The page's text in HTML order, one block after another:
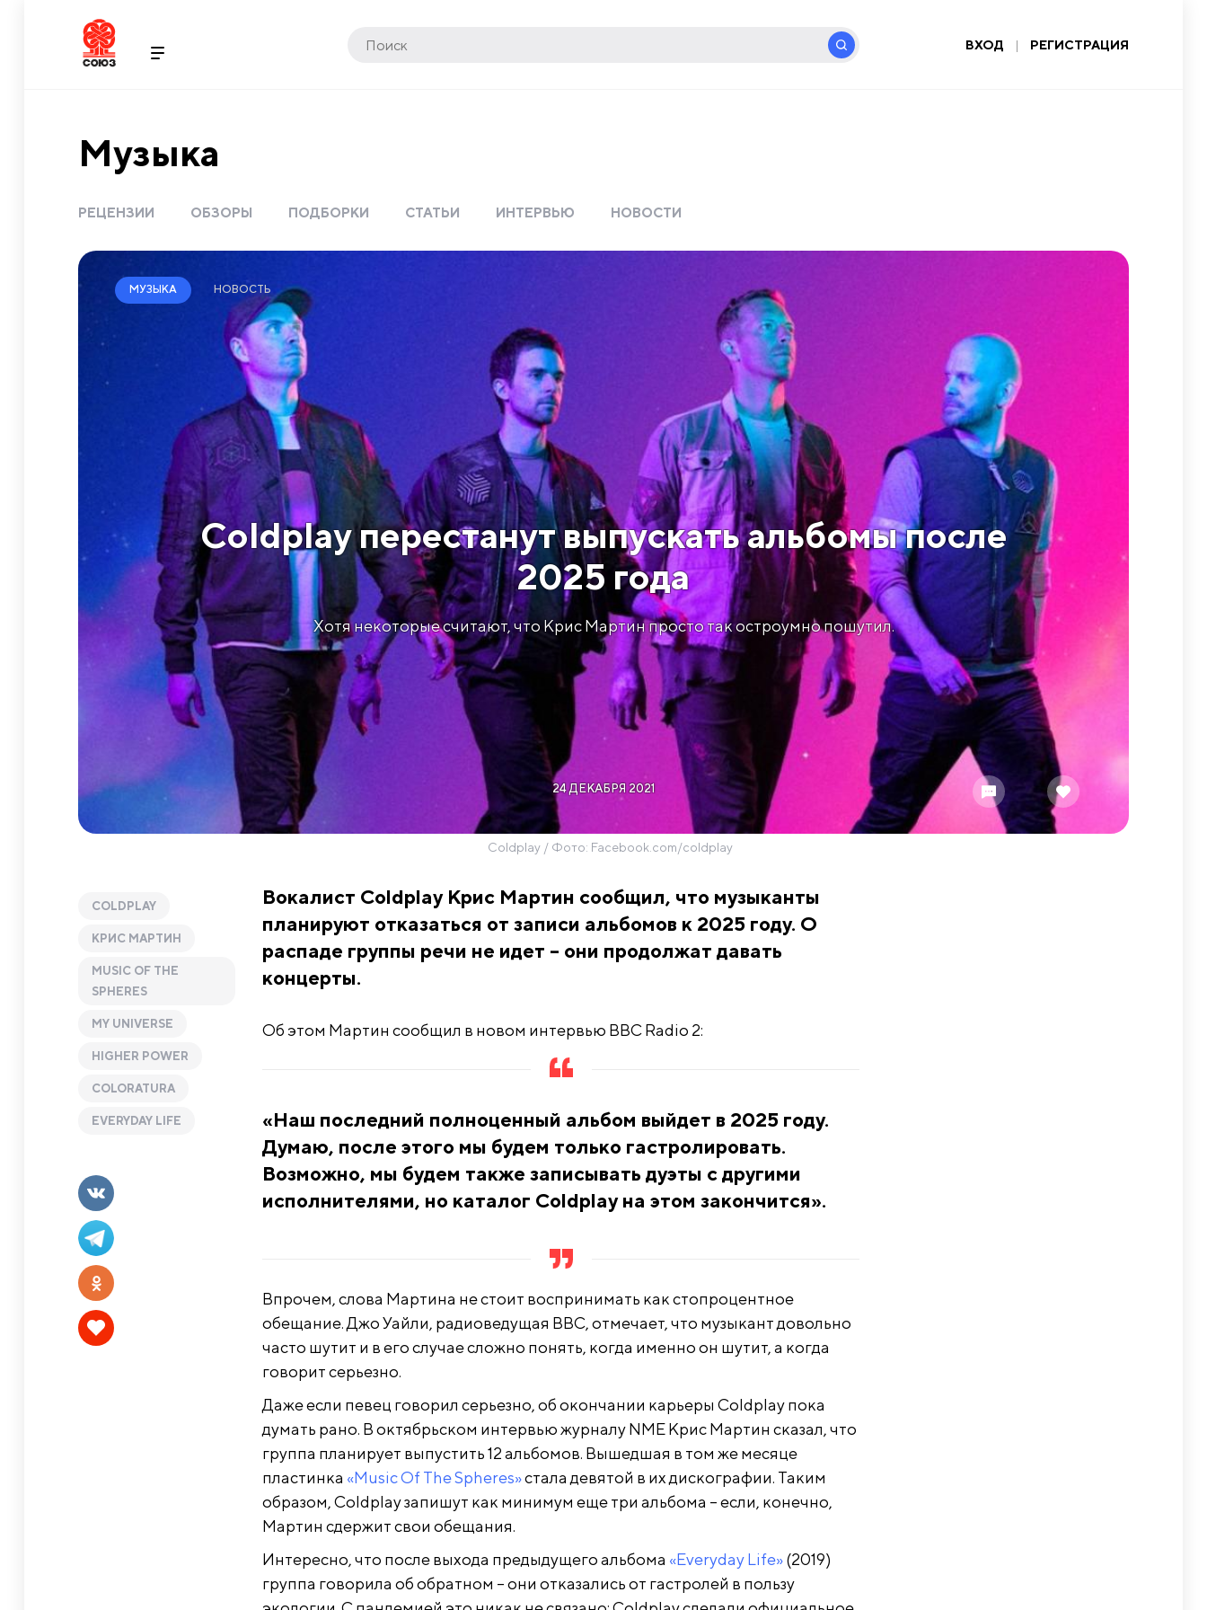
ВХОД | РЕГИСТРАЦИЯ
Музыка
РЕЦЕНЗИИ ОБЗОРЫ ПОДБОРКИ СТАТЬИ ИНТЕРВЬЮ НОВОСТИ
Coldplay перестанут выпускать альбомы после
2025 года
Хотя некоторые считают, что Крис Мартин просто так остроумно пошутил.
МУЗЫКА НОВОСТЬ
24 ДЕКАБРЯ 2021
Coldplay / Фото: Facebook.com/coldplay
COLDPLAY
КРИС МАРТИН
MUSIC OF THE
SPHERES
MY UNIVERSE
HIGHER POWER
COLORATURA
EVERYDAY LIFE
Вокалист Coldplay Крис Мартин сообщил, что музыканты
планируют отказаться от записи альбомов к 2025 году. О
распаде группы речи не идет – они продолжат давать
концерты.
Об этом Мартин сообщил в новом интервью BBC Radio 2:
«Наш последний полноценный альбом выйдет в 2025 году.
Думаю, после этого мы будем только гастролировать.
Возможно, мы будем также записывать дуэты с другими
исполнителями, но каталог Coldplay на этом закончится».
Впрочем, слова Мартина не стоит воспринимать как стопроцентное
обещание. Джо Уайли, радиоведущая BBC, отмечает, что музыкант довольно
часто шутит и в его случае сложно понять, когда именно он шутит, а когда
говорит серьезно.
Даже если певец говорил серьезно, об окончании карьеры Coldplay пока
думать рано. В октябрьском интервью журналу NME Крис Мартин сказал, что
группа планирует выпустить 12 альбомов. Вышедшая в том же месяце
пластинка «Music Of The Spheres»стала девятой в их дискографии. Таким
образом, Coldplay запишут как минимум еще три альбома – если, конечно,
Мартин сдержит свои обещания.
Интересно, что после выхода предыдущего альбома «Everyday Life»(2019)
группа говорила об обратном – они отказались от гастролей в пользу